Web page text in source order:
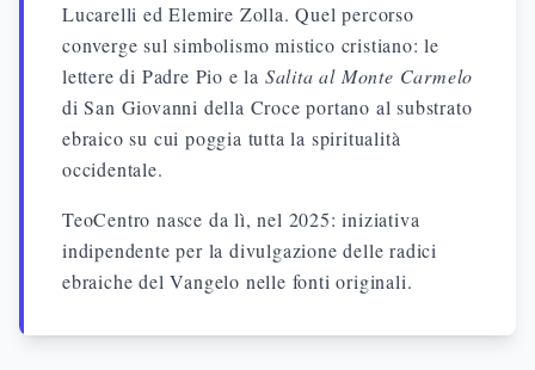
Lucarelli ed Elemire Zolla. Quel percorso
converge sul simbolismo mistico cristiano: le
lettere di Padre Pio e la Salita al Monte Carmelo
di San Giovanni della Croce portano al substrato
ebraico su cui poggia tutta la spiritualità
occidentale.
TeoCentro nasce da lì, nel 2025: iniziativa
indipendente per la divulgazione delle radici
ebraiche del Vangelo nelle fonti originali.